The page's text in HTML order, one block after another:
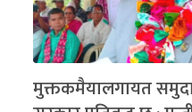
मुक्तकमैयालगायत